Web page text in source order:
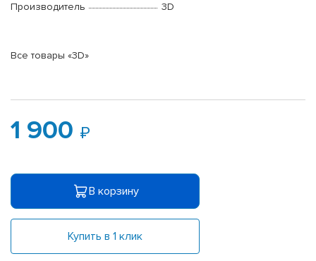
Производитель
3D
Все товары «3D»
1 900
В корзину
Купить в 1 клик